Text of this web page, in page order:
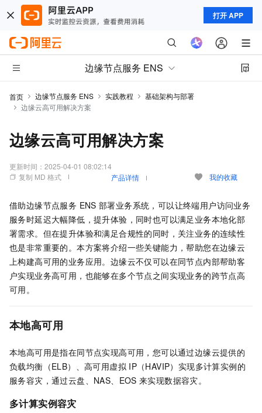
打开 APP
边缘节点服务 ENS
首页 边缘节点服务 ENS 实践教程
基础架构与部署
边缘云高可用解决方案
边缘云高可用解决方案
更新时间： 2025-04-01 08:02:14
复制 MD 格式
产品详情 我的收藏
借助边缘节点服务 ENS 部署业务系统，可以让终端用户访问业务
服务时延迟大幅降低，提升体验，同时也可以满足业务本地化部
署需求。但在提升体验和满足合规性的同时，关注业务的连续性
也是非常重要的。本方案将介绍一些关键能力，帮助您在边缘云
上构建高可用的业务应用。边缘云不仅可以在同节点内部帮助客
户实现业务高可用，也能够在多个节点之间实现业务的跨节点高
可用。
本地高可用
本地高可用是指在同节点实现高可用，您可以通过边缘云提供的
负载均衡（ELB）、高可用虚拟 IP（HAVIP）实现多计算实例的
服务容灾，通过云盘、NAS、EOS 来实现数据容灾。
多计算实例容灾